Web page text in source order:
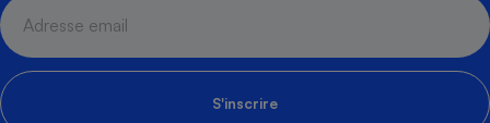
S'inscrire